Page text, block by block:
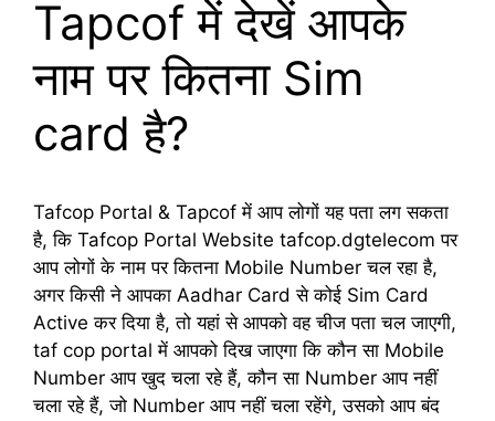
Tapcof में देखें आपके
नाम पर कितना Sim
card है?
Tafcop Portal & Tapcof में आप लोगों यह पता लग सकता
है, कि Tafcop Portal Website tafcop.dgtelecom पर
आप लोगों के नाम पर कितना Mobile Number चल रहा है,
अगर किसी ने आपका Aadhar Card से कोई Sim Card
Active कर दिया है, तो यहां से आपको वह चीज पता चल जाएगी,
taf cop portal में आपको दिख जाएगा कि कौन सा Mobile
Number आप खुद चला रहे हैं, कौन सा Number आप नहीं
चला रहे हैं, जो Number आप नहीं चला रहेंगे, उसको आप बंद